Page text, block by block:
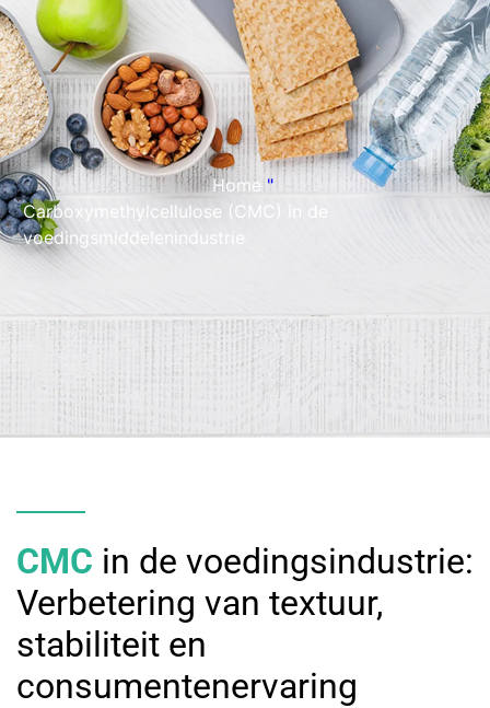
Home "
Carboxymethylcellulose (CMC) in de
voedingsmiddelenindustrie
CMC in de voedingsindustrie:
Verbetering van textuur,
stabiliteit en
consumentenervaring